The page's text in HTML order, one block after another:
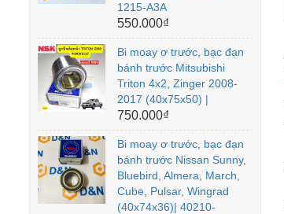
1215-A3A
550.000₫
Bi moay ơ trước, bạc đạn
bánh trước Mitsubishi
Triton 4x2, Zinger 2008-
2017 (40x75x50) |
750.000₫
Bi moay ơ trước, bạc đạn
bánh trước Nissan Sunny,
Bluebird, Almera, March,
Cube, Pulsar, Wingrad
(40x74x36)| 40210-